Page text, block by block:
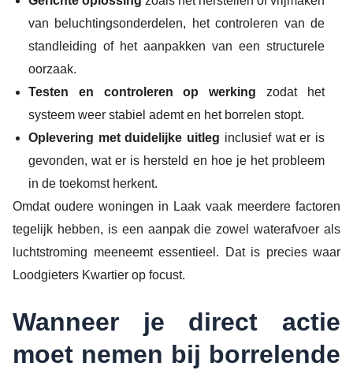
van beluchtingsonderdelen, het controleren van de
standleiding of het aanpakken van een structurele
oorzaak.
Testen en controleren op werking zodat het
systeem weer stabiel ademt en het borrelen stopt.
Oplevering met duidelijke uitleg inclusief wat er is
gevonden, wat er is hersteld en hoe je het probleem
in de toekomst herkent.
Omdat oudere woningen in Laak vaak meerdere factoren
tegelijk hebben, is een aanpak die zowel waterafvoer als
luchtstroming meeneemt essentieel. Dat is precies waar
Loodgieters Kwartier op focust.
Wanneer je direct actie
moet nemen bij borrelende